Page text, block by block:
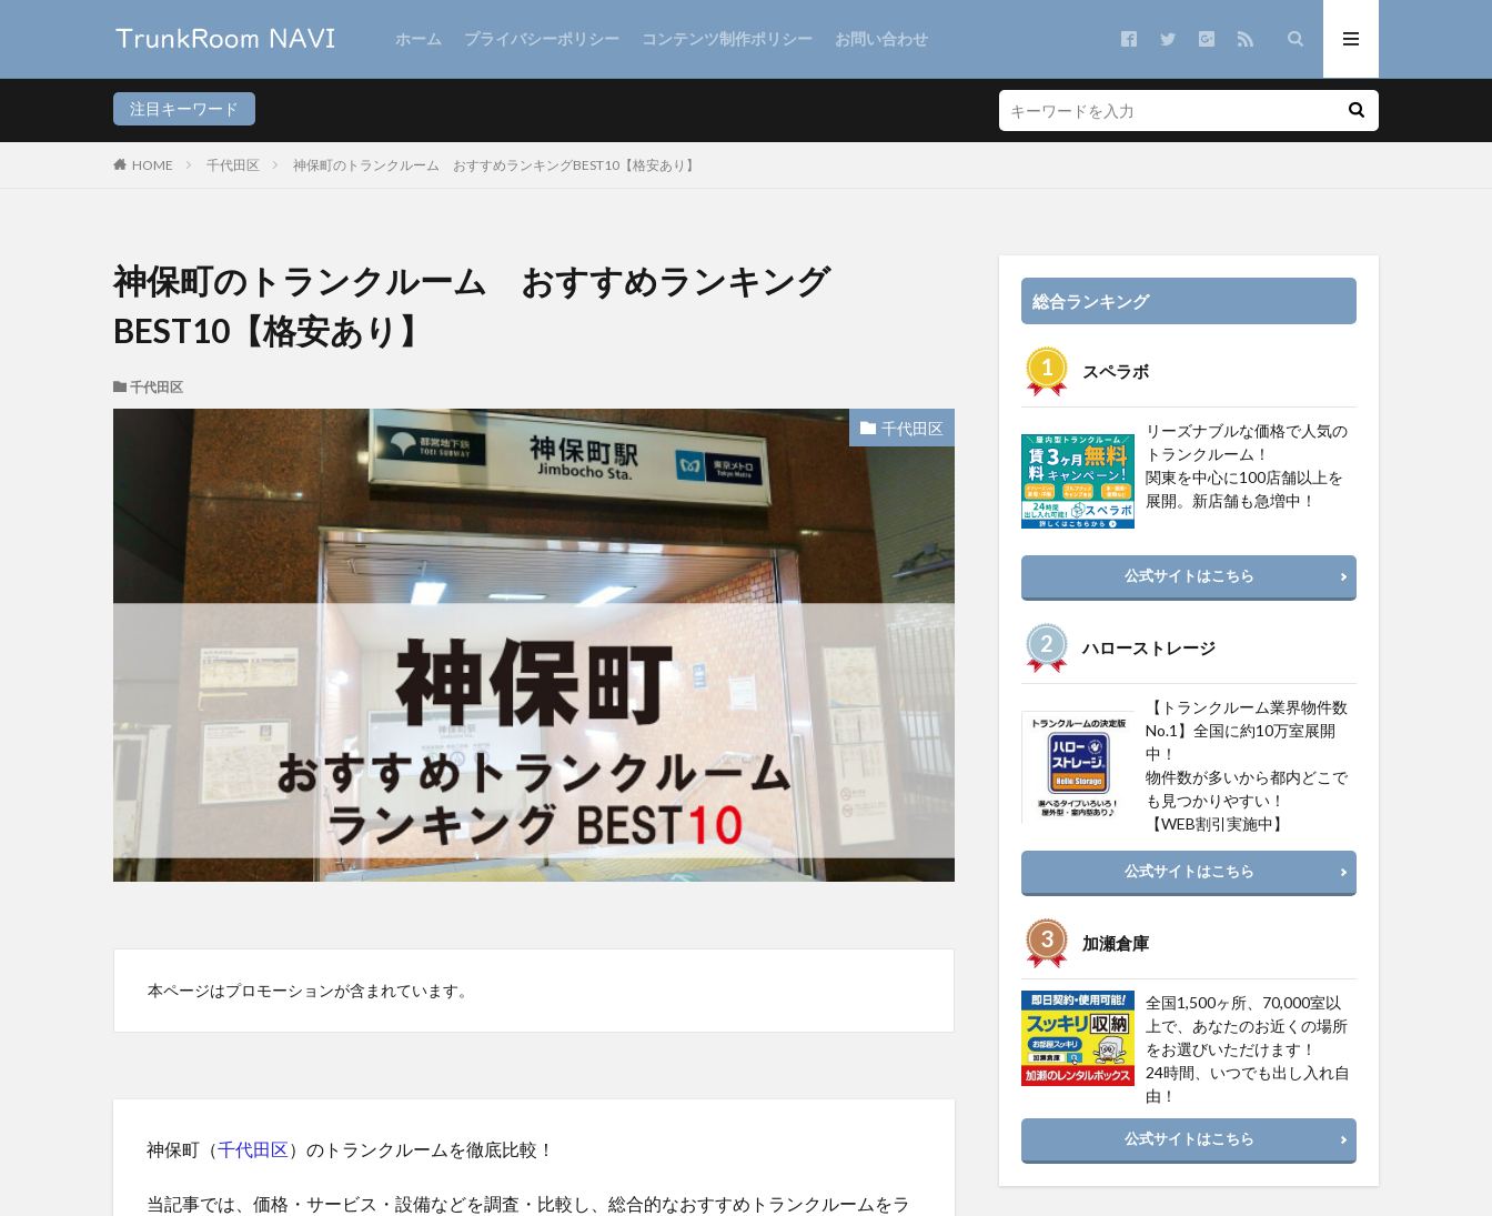
ホーム プライバシーポリシー コンテンツ制作ポリシー お問い合わせ
注目キーワード
HOME 千代田区 神保町のトランクルーム おすすめランキングBEST10【格安あり】
神保町のトランクルーム おすすめランキング
BEST10【格安あり】
千代田区
千代田区
本ページはプロモーションが含まれています。
神保町（千代田区）のトランクルームを徹底比較！
当記事では、価格・サービス・設備などを調査・比較し、総合的なおすすめトランクルームをラ
総合ランキング
スペラボ
リーズナブルな価格で人気の
トランクルーム！
関東を中心に100店舗以上を
展開。新店舗も急増中！
公式サイトはこちら
ハローストレージ
【トランクルーム業界物件数
No.1】全国に約10万室展開
中！
物件数が多いから都内どこで
も見つかりやすい！
【WEB割引実施中】
公式サイトはこちら
加瀬倉庫
全国1,500ヶ所、70,000室以
上で、あなたのお近くの場所
をお選びいただけます！
24時間、いつでも出し入れ自
由！
公式サイトはこちら